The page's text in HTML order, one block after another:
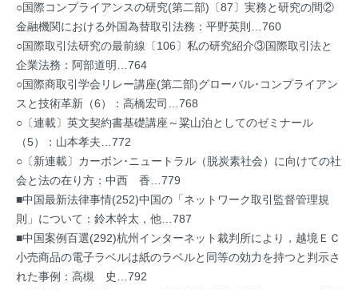
○国際コンプライアンスの研究(第二部)〔87〕実務と研究の間②
金融機関における外国為替取引法務：平野英則…760
○国際取引法研究の最前線〔106〕私の研究紹介③国際取引法と
企業法務：阿部道明…764
○国際商取引学会リレー講座(第二部)グローバル･コンプライアン
スと技術革新（6）：高橋宏司…768
○〔連載〕英文契約書基礎講座～粱山泊としてのゼミナール
（5）：山本孝夫…772
○〔新連載〕カーボン･ニュートラル（脱炭素社会）に向けての社
会と法の在り方：中西 香…779
■中国最新法律事情(252)中国の「ネットワーク取引監督管理規
則」について：鈴木幹太，他…787
■中国案例百選(292)杭州インターネット裁判所により，越境ＥＣ
小売商品の電子ラベルは紙のラベルと同等の効力を持つと判示さ
れた事例：高槻 史…792